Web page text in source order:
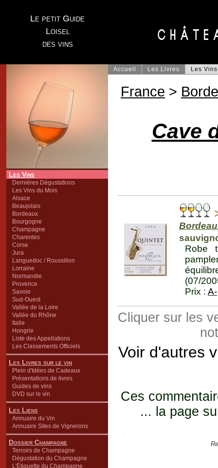
Le petit Guide
Loisel
des vins
Les Vins
Dernières Dégustations
Les Vins du Mois
Alsace
Beaujolais
Bordeaux
Bourgogne
Champagne
Charentes
Corse
Jura
Languedoc / Roussillon
Lorraine
Normandie
Provence
Savoie
Sud-Ouest
Vallée de la Loire
Vallée du Rhône
Italie
Hongrie
Liste des Appellations
Les Classements Officiels
Les Livres sur le vin
Plein d'Idées de Cadeaux
Présentations de livres
Guides de vins
DVD sur le vin
Les Liens
Annuaire du Vin
Annuaire Sites de Vignerons
Dossier Champagne
Terroirs de Champagne
Dégustation du Champagne
L'Étiquette du Champagne
Accueil Les Livres Les Vins
France >
Cave
Robe
(07/
Prix : A-
Cliquer sur les
Voir d'autres
Ces
... la page